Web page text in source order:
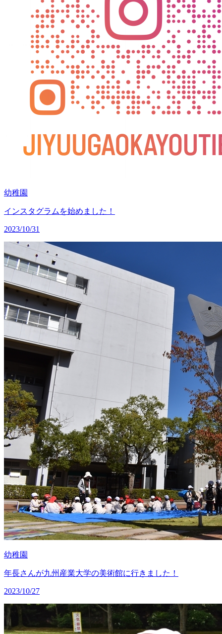
幼稚園
インスタグラムを始めました！
2023/10/31
幼稚園
年長さんが九州産業大学の美術館に行きました！
2023/10/27